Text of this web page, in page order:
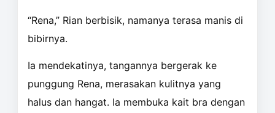
“Rena,” Rian berbisik, namanya terasa manis di
bibirnya.
Ia mendekatinya, tangannya bergerak ke
punggung Rena, merasakan kulitnya yang
halus dan hangat. Ia membuka kait bra dengan